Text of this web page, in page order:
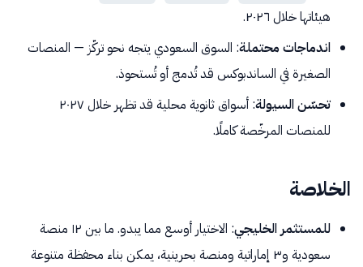
هيئاتها خلال ٢٠٢٦.
اندماجات محتملة: السوق السعودي يتجه نحو تركّز — المنصات
الصغيرة في الساندبوكس قد تُدمج أو تُستحوذ.
تحسّن السيولة
: أسواق ثانوية محلية قد تظهر خلال ٢٠٢٧
للمنصات المرخّصة كاملًا.
الخلاصة
للمستثمر الخليجي
: الاختيار أوسع مما يبدو. ما بين ١٢ منصة
سعودية و٣ إماراتية ومنصة بحرينية، يمكن بناء محفظة متنوعة